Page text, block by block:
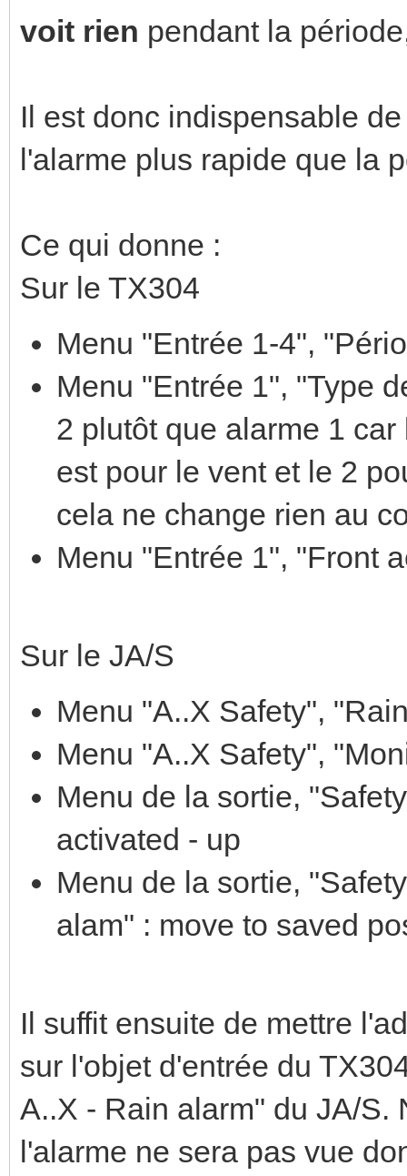
voit rien pendant la
Il est donc indispensable
l'alarme plus rapide que la
Ce qui donne :
Sur le TX304
Menu "Entrée 1-4",
Menu "Entrée 1", "Type
2 plutôt que alarme 1
est pour le vent et le 2
cela ne change rien au
Menu "Entrée 1", "Front
Sur le JA/S
Menu "A..X Safety",
Menu "A..X Safety",
Menu de la sortie,
activated - up
Menu de la sortie,
alam" : move to saved
Il suffit ensuite de mettre
sur l'objet d'entrée du
A..X - Rain alarm" du JA/S.
l'alarme ne sera pas vue